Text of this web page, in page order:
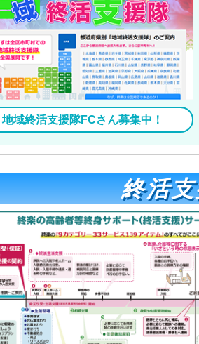
地域終活支援隊FCさん募集中！
終活